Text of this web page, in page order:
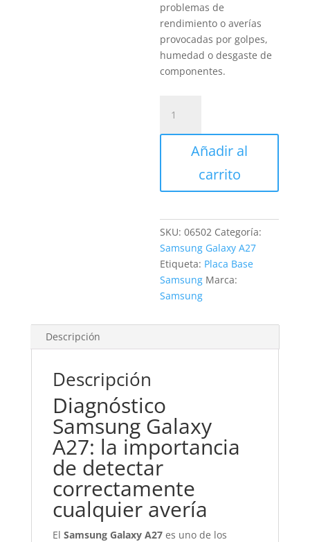
problemas de
rendimiento o averías
provocadas por golpes,
humedad o desgaste de
componentes.
Samsung
Galaxy
Añadir al
carrito
SKU:06502 Categoría:
Samsung Galaxy A27
Etiqueta: Placa Base
Samsung Marca:
Samsung
Descripción
Descripción
Diagnóstico
Samsung Galaxy
A27: la importancia
de detectar
correctamente
cualquier avería
El Samsung Galaxy A27es uno de los